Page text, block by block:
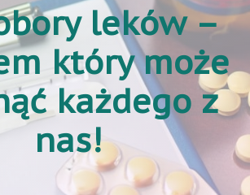
leków –
który może
każdego z
nas!